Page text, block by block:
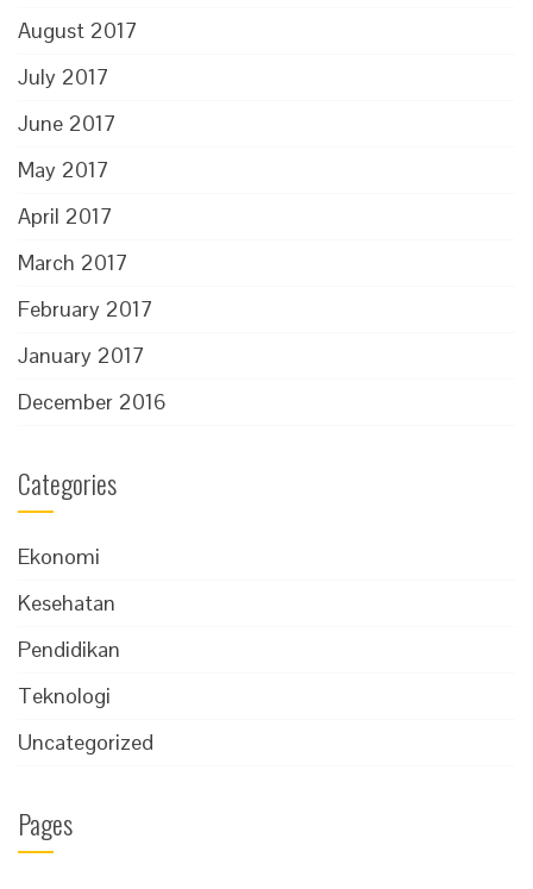
August 2017
July 2017
June 2017
May 2017
April 2017
March 2017
February 2017
January 2017
December 2016
Categories
Ekonomi
Kesehatan
Pendidikan
Teknologi
Uncategorized
Pages